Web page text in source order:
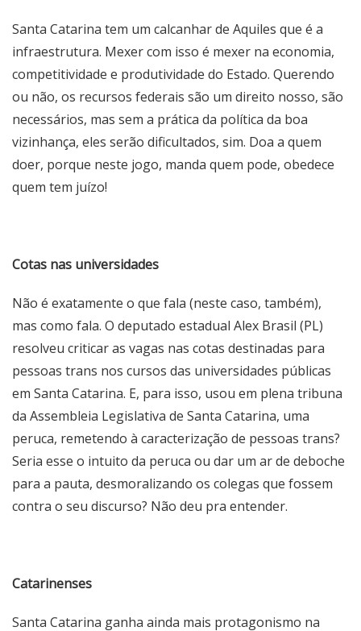
Santa Catarina tem um calcanhar de Aquiles que é a
infraestrutura. Mexer com isso é mexer na economia,
competitividade e produtividade do Estado. Querendo
ou não, os recursos federais são um direito nosso, são
necessários, mas sem a prática da política da boa
vizinhança, eles serão dificultados, sim. Doa a quem
doer, porque neste jogo, manda quem pode, obedece
quem tem juízo!
Cotas nas universidades
Não é exatamente o que fala (neste caso, também),
mas como fala. O deputado estadual Alex Brasil (PL)
resolveu criticar as vagas nas cotas destinadas para
pessoas trans nos cursos das universidades públicas
em Santa Catarina. E, para isso, usou em plena tribuna
da Assembleia Legislativa de Santa Catarina, uma
peruca, remetendo à caracterização de pessoas trans?
Seria esse o intuito da peruca ou dar um ar de deboche
para a pauta, desmoralizando os colegas que fossem
contra o seu discurso? Não deu pra entender.
Catarinenses
Santa Catarina ganha ainda mais protagonismo na